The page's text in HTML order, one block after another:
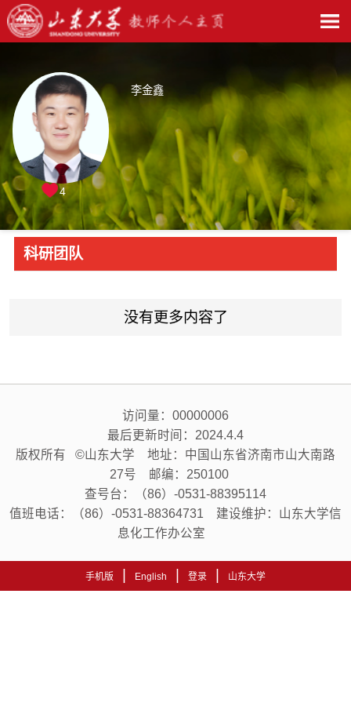
李金鑫
4
科研团队
没有更多内容了
访问量： 00000006
最后更新时间： 2024.4.4
版权所有 ©山东大学 地址：中国山东省济南市山大南路
27号 邮编：250100
查号台：（86）-0531-88395114
值班电话：（86）-0531-88364731 建设维护：山东大学信
息化工作办公室
手机版 English 登录 山东大学